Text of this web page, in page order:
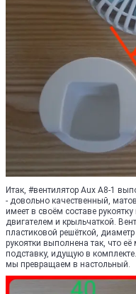
Итак, #вентилятор Aux A8-1
- довольно качественный,
имеет в своём составе
двигателем и крыльчаткой.
пластиковой решёткой,
рукоятки выполнена так, что
подставку, идущую в
мы превращаем в настольный.